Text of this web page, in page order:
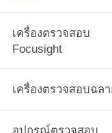
เครื่องตรวจสอบ
Focusight
เครื่องตรวจสอบฉล